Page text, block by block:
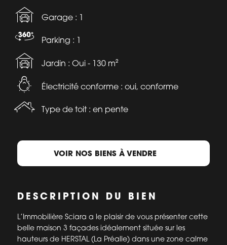
Garage : 1
Parking : 1
Jardin : Oui - 130 m²
Électricité conforme : oui, conforme
Type de toit : en pente
VOIR NOS BIENS À VENDRE
DESCRIPTION DU BIEN
L’Immobilière Sciara a le plaisir de vous présenter cette
belle maison 3 façades idéalement située sur les
hauteurs de HERSTAL (La Préalle) dans une zone calme